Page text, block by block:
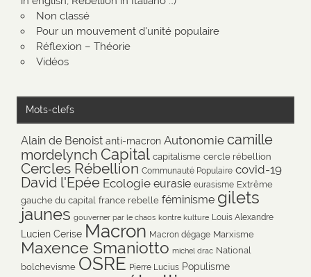
Non classé
Pour un mouvement d'unité populaire
Réflexion – Théorie
Vidéos
Mots-clefs
Alain de Benoist anti-macron Autonomie camille
mordelynch Capital capitalisme cercle rébellion
Cercles Rébellion Communauté Populaire covid-19
David l'Epée Ecologie eurasie eurasisme Extrême
gauche du capital france rebelle féminisme gilets
jaunes gouverner par le chaos kontre kulture Louis Alexandre
Lucien Cerise Macron Macron dégage Marxisme
Maxence Smaniotto michel drac National
bolchevisme OSRE Pierre Lucius Populisme